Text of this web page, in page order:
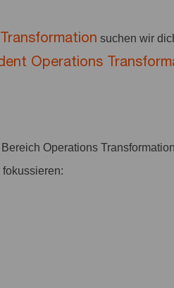
Transformation suchen wir
Operations
Operations